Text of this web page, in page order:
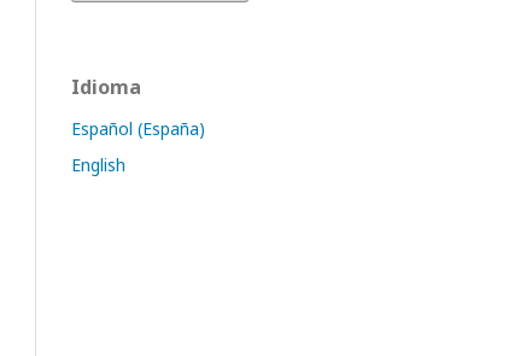
Idioma
Español (España)
English